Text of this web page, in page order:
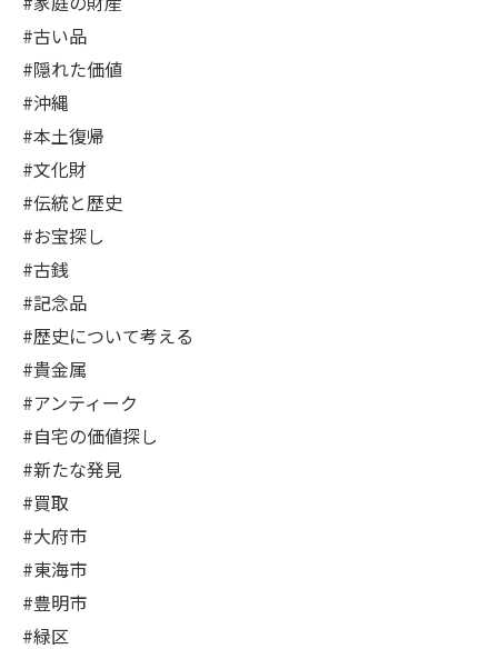
#古い品
#隠れた価値
#沖縄
#本土復帰
#文化財
#伝統と歴史
#お宝探し
#古銭
#記念品
#歴史について考える
#貴金属
#アンティーク
#自宅の価値探し
#新たな発見
#買取
#大府市
#東海市
#豊明市
#緑区